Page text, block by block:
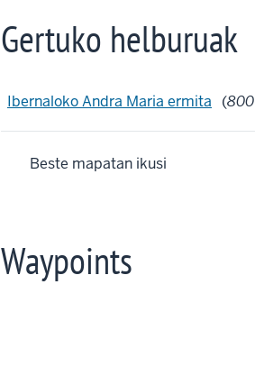
Gertuko helburuak
Ibernaloko Andra Maria ermita (800
Beste mapatan ikusi
Waypoints